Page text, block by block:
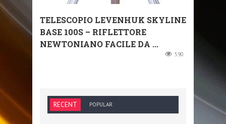
TELESCOPIO LEVENHUK SKYLINE
BASE 100S – RIFLETTORE
NEWTONIANO FACILE DA ...
590
RECENT POPULAR